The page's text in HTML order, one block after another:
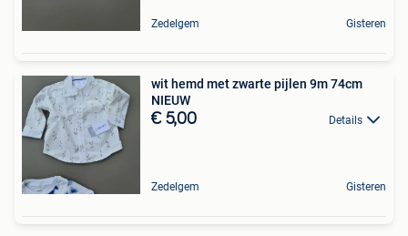
Zedelgem Gisteren
wit hemd met zwarte pijlen 9m 74cm
NIEUW
€ 5,00 Details
Zedelgem Gisteren